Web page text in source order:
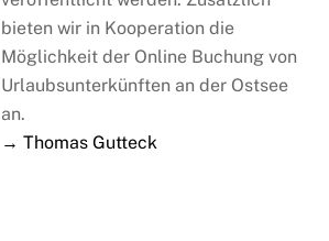
bieten wir in Kooperation die
Möglichkeit der Online Buchung von
Urlaubsunterkünften an der Ostsee
an.
→ Thomas Gutteck